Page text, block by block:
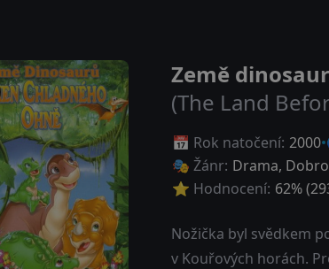
Země
(The Land
📅 Rok natočení: 2000
🎭 Žánr: Drama,
⭐ Hodnocení: 62% (
Nožička byl svědkem
v Kouřových horách.